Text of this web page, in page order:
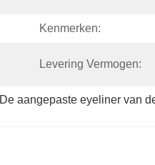
Kenmerken:
Levering Vermogen:
De aangepaste eyeliner van